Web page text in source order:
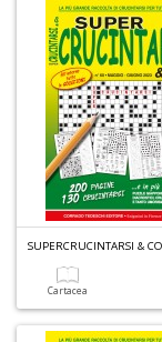
SUPERCRUCINTARSI &
Cartacea